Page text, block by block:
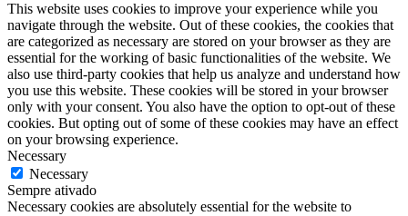
This website uses cookies to improve your experience while you
navigate through the website. Out of these cookies, the cookies that
are categorized as necessary are stored on your browser as they are
essential for the working of basic functionalities of the website. We
also use third-party cookies that help us analyze and understand how
you use this website. These cookies will be stored in your browser
only with your consent. You also have the option to opt-out of these
cookies. But opting out of some of these cookies may have an effect
on your browsing experience.
Necessary
Necessary
Sempre ativado
Necessary cookies are absolutely essential for the website to